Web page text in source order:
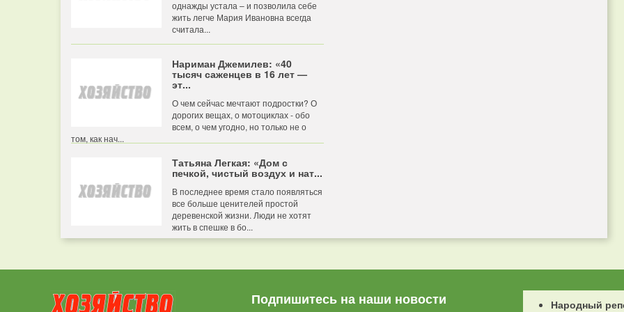
однажды устала – и позволила себе
жить легче Мария Ивановна всегда
считала...
Нариман Джемилев: «40
тысяч саженцев в 16 лет —
эт...
О чем сейчас мечтают подростки? О
дорогих вещах, о мотоциклах - обо
всем, о чем угодно, но только не о
том, как нач...
Татьяна Легкая: «Дом с
печкой, чистый воздух и нат...
В последнее время стало появляться
все больше ценителей простой
деревенской жизни. Люди не хотят
жить в спешке в бо...
Подпишитесь на наши новости
Народный